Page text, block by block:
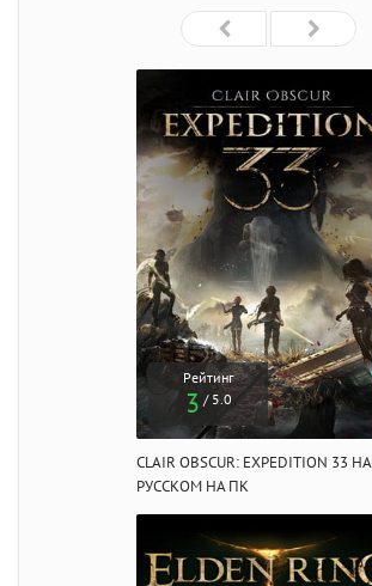
Рейтинг
3 / 5.0
CLAIR OBSCUR: EXPEDITION 33 НА
РУССКОМ НА ПК